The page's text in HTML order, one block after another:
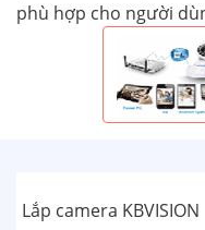
phù hợp cho người
Lắp camera KBVISION